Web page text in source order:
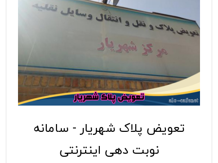
تعویض پلاک شهریار - سامانه
نوبت دهی اینترنتی